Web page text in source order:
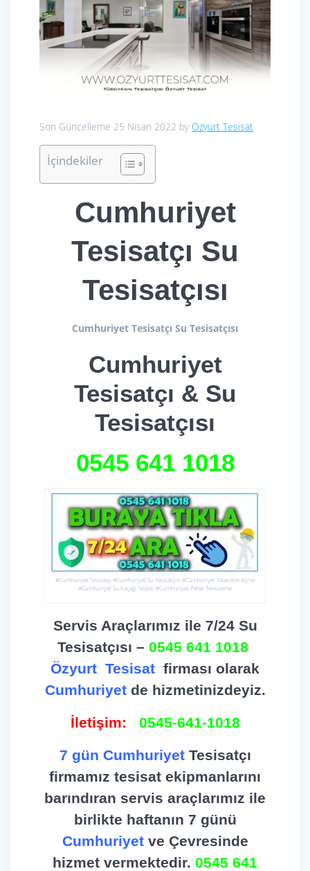
Son Güncelleme 25 Nisan 2022 by Özyurt Tesisat
İçindekiler
Cumhuriyet
Tesisatçı Su
Tesisatçısı
Cumhuriyet Tesisatçı Su Tesisatçısı
Cumhuriyet
Tesisatçı & Su
Tesisatçısı
0545 641 1018
#Cumhuriyet Tesisatçı #Cumhuriyet Su Tesisatçısı #Cumhuriyet Tıkanıklık Açma
#Cumhuriyet Su Kaçağı Tespiti #Cumhuriyet Petek Temizleme
Servis Araçlarımız ile 7/24 Su
Tesisatçısı – 0545 641 1018
Özyurt Tesisat firması olarak
Cumhuriyet de hizmetinizdeyiz.
İletişim: 0545-641-1018
7 gün Cumhuriyet Tesisatçı
firmamız tesisat ekipmanlarını
barındıran servis araçlarımız ile
birlikte haftanın 7 günü
Cumhuriyet ve Çevresinde
hizmet vermektedir. 0545 641